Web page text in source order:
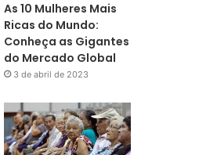
As 10 Mulheres Mais
Ricas do Mundo:
Conheça as Gigantes
do Mercado Global
3 de abril de 2023